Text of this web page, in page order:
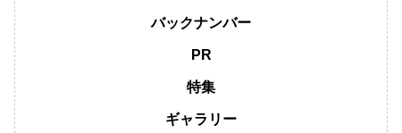
バックナンバー
PR
特集
ギャラリー